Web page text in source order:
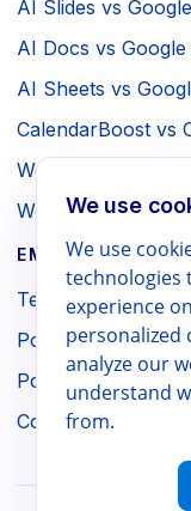
AI Slides vs
AI Docs vs
AI Sheets vs
CalendarBoost vs
Webpage to PDF
WebSniply vs
EMPRESA /
Termos de uso
Política de
Política de
Contato
We use
We use
technologies
experience
personalized
analyze our
understand
from.